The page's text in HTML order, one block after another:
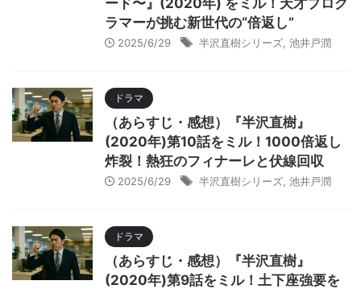
ード〜』(2020年) をミル！天才プログ
ラマーが挑む新世代の“倍返し”
2025/6/29 半沢直樹シリーズ 池井戸潤
ドラマ
（あらすじ・感想）『半沢直樹』
(2020年)第10話をミル！1000倍返し
炸裂！熱狂のフィナーレと伏線回収
2025/6/29 半沢直樹シリーズ 池井戸潤
ドラマ
（あらすじ・感想）『半沢直樹』
(2020年)第9話をミル！土下座強要を